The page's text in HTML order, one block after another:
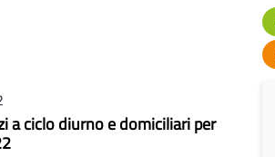
a ciclo diurno e domiciliari per